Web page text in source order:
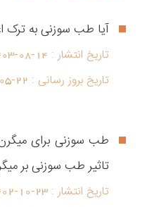
آیا طب سوزنی به ترک
تاریخ انتشار : 08-14
تاریخ بروز رسانی : 22
طب سوزنی برای
تاثیر طب سوزنی بر
تاریخ انتشار : 10-23